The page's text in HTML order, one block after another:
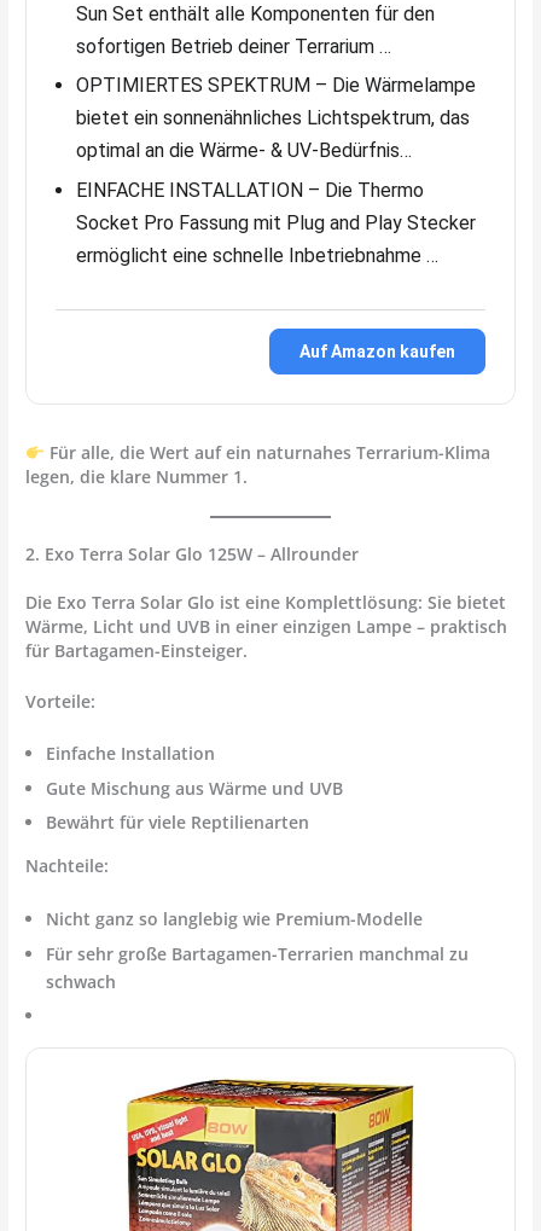
Sun Set enthält alle Komponenten für den
sofortigen Betrieb deiner Terrarium …
OPTIMIERTES SPEKTRUM – Die Wärmelampe
bietet ein sonnenähnliches Lichtspektrum, das
optimal an die Wärme- & UV-Bedürfnis…
EINFACHE INSTALLATION – Die Thermo
Socket Pro Fassung mit Plug and Play Stecker
ermöglicht eine schnelle Inbetriebnahme …
Auf Amazon kaufen
Für alle, die Wert auf ein naturnahes Terrarium-Klima
legen, die klare Nummer 1.
2. Exo Terra Solar Glo 125W – Allrounder
Die Exo Terra Solar Glo ist eine Komplettlösung: Sie bietet
Wärme, Licht und UVB in einer einzigen Lampe – praktisch
für Bartagamen-Einsteiger.
Vorteile:
Einfache Installation
Gute Mischung aus Wärme und UVB
Bewährt für viele Reptilienarten
Nachteile:
Nicht ganz so langlebig wie Premium-Modelle
Für sehr große Bartagamen-Terrarien manchmal zu
schwach